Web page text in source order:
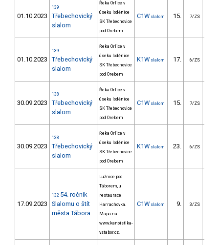
01.10.2023
139
Třebechovický
slalom
Řeka Orlice v
úseku loděnice
SK Třebechovice
pod Orebem
C1W slalom 15. 7/ZS
01.10.2023
139
Třebechovický
slalom
Řeka Orlice v
úseku loděnice
SK Třebechovice
pod Orebem
K1W slalom 17. 6/ZS
30.09.2023
138
Třebechovický
slalom
Řeka Orlice v
úseku loděnice
SK Třebechovice
pod Orebem
C1W slalom 15. 7/ZS
30.09.2023
138
Třebechovický
slalom
Řeka Orlice v
úseku loděnice
SK Třebechovice
pod Orebem
K1W slalom 23. 6/ZS
17.09.2023
132 54. ročník
Slalomu o štít
města Tábora
Lužnice pod
Táborem, u
restaurace
Harrachovka.
Mapa na
www.kanoistika-
vstabor.cz.
C1W slalom 9. 3/ZS